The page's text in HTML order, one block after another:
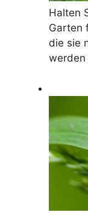
Halten
Garten
die sie
werden